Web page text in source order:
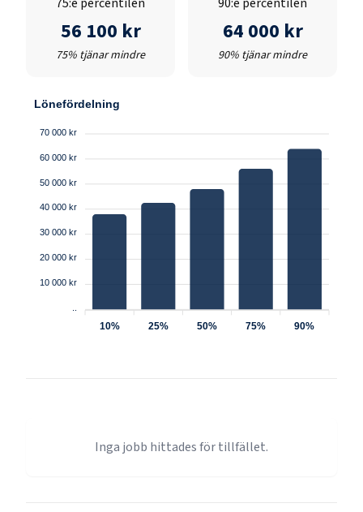
56 100 kr
75% tjänar mindre
64 000 kr
90% tjänar mindre
Lönefördelning
70 000 kr
60 000 kr
50 000 kr
40 000 kr
30 000 kr
20 000 kr
10 000 kr
10% 25% 50% 75% 90%
Inga jobb hittades för tillfället.